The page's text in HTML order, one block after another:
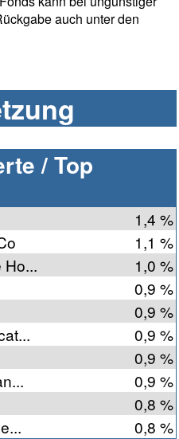
auch unter den
/ Top
1,4 %
1,1 %
1,0 %
0,9 %
0,9 %
0,9 %
0,9 %
0,9 %
0,8 %
0,8 %